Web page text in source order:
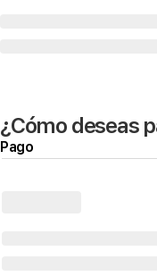
¿Cómo deseas
Pago